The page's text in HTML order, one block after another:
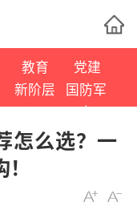
教育
党建
新阶层
国防军
事
怎么选？一